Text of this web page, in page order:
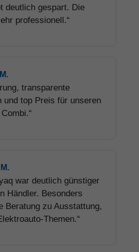
deutlich gespart. Die
professionell.“
transparente
und top Preis für unseren
war deutlich günstiger
Händler. Besonders
Beratung zu Ausstattung,
Themen.“